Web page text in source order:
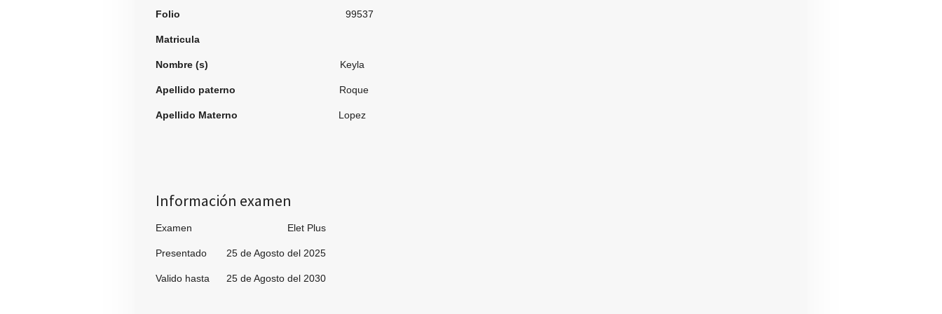
Folio 99537
Matricula
Nombre (s) Keyla
Apellido paterno Roque
Apellido Materno Lopez
Información examen
Examen Elet Plus
Presentado 25 de Agosto del 2025
Valido hasta 25 de Agosto del 2030